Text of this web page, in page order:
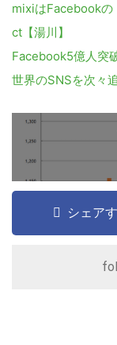
mixiはFacebookの
ct【湯川】
Facebook5億人突
世界のSNSを次々
シェア